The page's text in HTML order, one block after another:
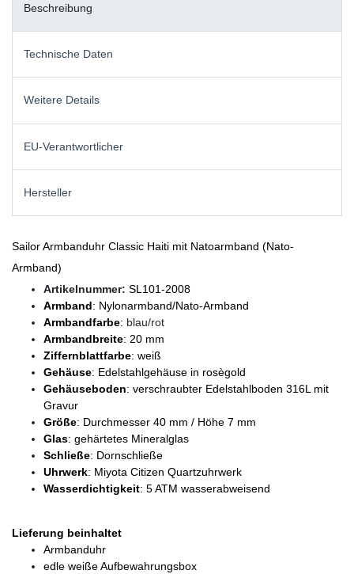
Beschreibung
Technische Daten
Weitere Details
EU-Verantwortlicher
Hersteller
Sailor Armbanduhr Classic Haiti mit Natoarmband (Nato-
Armband)
Artikelnummer: SL101-2008
Armband: Nylonarmband/Nato-Armband
Armbandfarbe: blau/rot
Armbandbreite: 20 mm
Ziffernblattfarbe: weiß
Gehäuse: Edelstahlgehäuse in rosègold
Gehäuseboden: verschraubter Edelstahlboden 316L mit
Gravur
Größe: Durchmesser 40 mm / Höhe 7 mm
Glas: gehärtetes Mineralglas
Schließe: Dornschließe
Uhrwerk: Miyota Citizen Quartzuhrwerk
Wasserdichtigkeit: 5 ATM wasserabweisend
Lieferung beinhaltet
Armbanduhr
edle weiße Aufbewahrungsbox